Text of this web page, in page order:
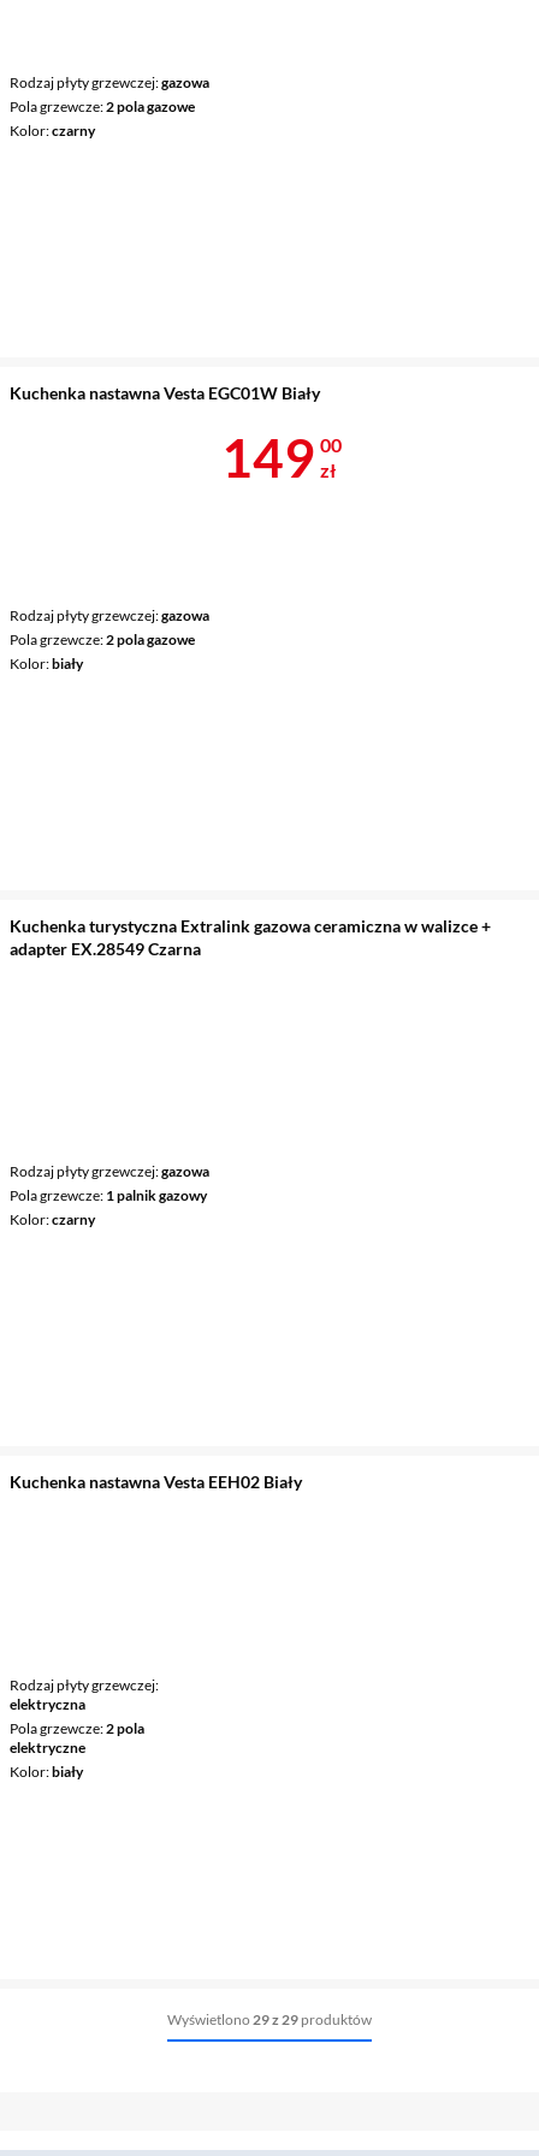
Rodzaj płyty grzewczej gazowa
Pola grzewcze 2 pola gazowe
Kolor czarny
Kuchenka nastawna Vesta EGC01W Biały
Rodzaj płyty grzewczej gazowa
Pola grzewcze 2 pola gazowe
Kolor biały
Cena 149 zł
149 00
zł
Kuchenka turystyczna Extralink gazowa ceramiczna w walizce +
adapter EX.28549 Czarna
Rodzaj płyty grzewczej gazowa
Pola grzewcze 1 palnik gazowy
Kolor czarny
Kuchenka nastawna Vesta EEH02 Biały
Rodzaj płyty grzewczej
elektryczna
Pola grzewcze 2 pola
elektryczne
Kolor biały
Wyświetlono 29 z 29 produktów